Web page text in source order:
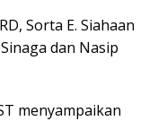
Sorta E. Siahaan
dan Nasip
menyampaikan